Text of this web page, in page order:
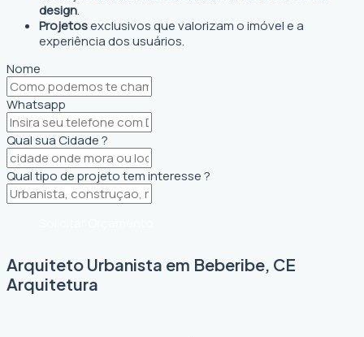
design.
Projetosexclusivos que valorizam o imóvel e a
experiência dos usuários.
Nome
Whatsapp
Qual sua Cidade ?
Qual tipo de projeto tem interesse ?
Arquiteto Urbanista em Beberibe, CE
Arquitetura